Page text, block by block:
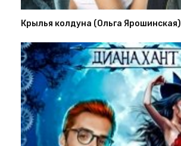
Крылья колдуна (Ольга Ярошинская)